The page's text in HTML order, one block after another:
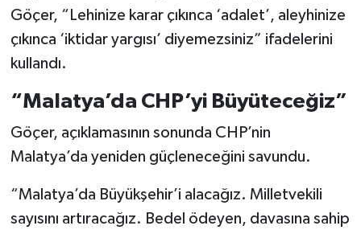
Göçer, “Lehinize karar çıkınca ‘adalet’, aleyhinize
çıkınca ‘iktidar yargısı’ diyemezsiniz” ifadelerini
kullandı.
“Malatya’da CHP’yi Büyüteceğiz”
Göçer, açıklamasının sonunda CHP’nin
Malatya’da yeniden güçleneceğini savundu.
“Malatya’da Büyükşehir’i alacağız. Milletvekili
sayısını artıracağız. Bedel ödeyen, davasına sahip